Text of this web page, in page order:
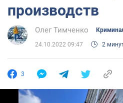
производств
Олег Тимченко
24.10.2022 09:47 2
3